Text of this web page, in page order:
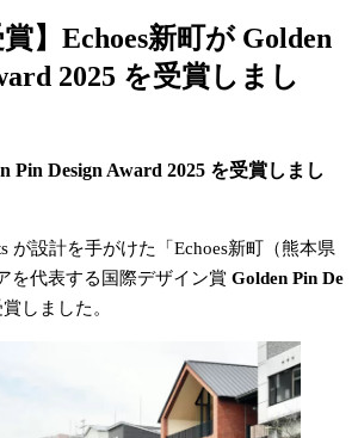
】Echoes新町が Golden
2025 を受賞しまし
Pin Design Award 2025 を受賞しまし
が設計を手がけた「Echoes新町（熊本県
を代表する国際デザイン賞 Golden Pin De
しました。